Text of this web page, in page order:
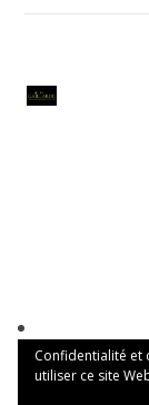
Confidentialité et
utiliser ce site